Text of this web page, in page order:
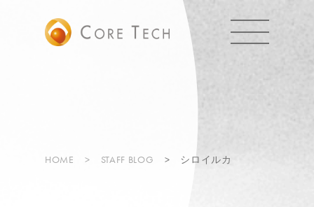
HOME STAFF BLOG シロイルカ